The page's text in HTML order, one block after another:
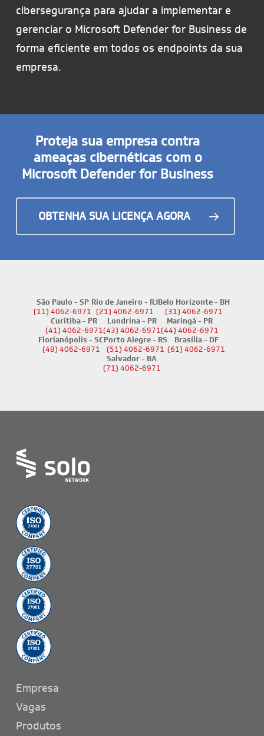
cibersegurança para ajudar a implementar e
gerenciar o Microsoft Defender for Business de
forma eficiente em todos os endpoints da sua
empresa.
Proteja sua empresa contra
ameaças cibernéticas com o
Microsoft Defender for Business
OBTENHA SUA LICENÇA AGORA
São Paulo - SP
(11) 4062-6971
Rio de Janeiro - RJ
(21) 4062-6971
Belo Horizonte - BH
(31) 4062-6971
Curitiba - PR
(41) 4062-6971
Londrina - PR
(43) 4062-6971
Maringá - PR
(44) 4062-6971
Florianópolis - SC
(48) 4062-6971
Porto Alegre - RS
(51) 4062-6971
Brasília - DF
(61) 4062-6971
Salvador - BA
(71) 4062-6971
Empresa
Vagas
Produtos